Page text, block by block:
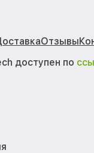
Отзывы
доступен по